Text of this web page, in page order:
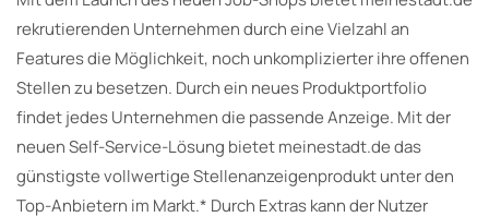
rekrutierenden Unternehmen durch eine Vielzahl an
Features die Möglichkeit, noch unkomplizierter ihre offenen
Stellen zu besetzen. Durch ein neues Produktportfolio
findet jedes Unternehmen die passende Anzeige. Mit der
neuen Self-Service-Lösung bietet meinestadt.de das
günstigste vollwertige Stellenanzeigenprodukt unter den
Top-Anbietern im Markt.* Durch Extras kann der Nutzer